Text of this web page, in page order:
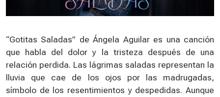
“Gotitas Saladas” de Ángela Aguilar es una canción
que habla del dolor y la tristeza después de una
relación perdida. Las lágrimas saladas representan la
lluvia que cae de los ojos por las madrugadas,
símbolo de los resentimientos y despedidas. Aunque